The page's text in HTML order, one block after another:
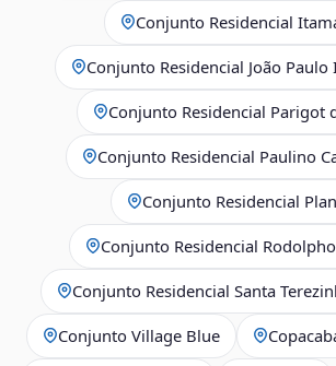
Conjunto Residencial
Conjunto Residencial João
Conjunto Residencial Parigot
Conjunto Residencial Paulino
Conjunto Residencial
Conjunto Residencial
Conjunto Residencial Santa
Conjunto Village Blue